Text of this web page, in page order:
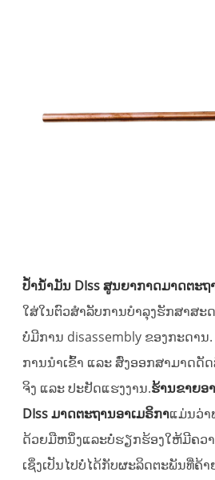
ປໍ້ານໍ້າມັນ DIss ສູນຍາກາດມາດຕະຖ
ໃສ່ໃນຕົວສໍາລັບການບໍາລຸງຮັກສາສະ
ບໍ່ມີການ disassembly ຂອງກະດາ
ການນໍາເຂົ້າ ແລະ ສົ່ງອອກສາມາດດັ
ຈິງ ແລະ ປະຢັດແຮງງານ.ຮ້ານຂາຍອ
DIss ມາດຕະຖານອາເມຣິກາແມ່ນວ່າ
ດ້ວຍມືຫນຶ່ງແລະບໍ່ຮຽກຮ້ອງໃຫ້ມີຄວ
ເຊິ່ງເປັນໄປບໍ່ໄດ້ກັບຜະລິດຕະພັນທີ່ຄ້